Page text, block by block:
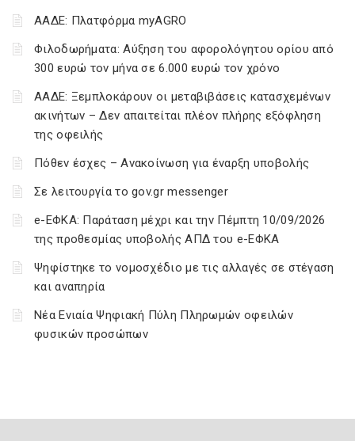
ΑΑΔΕ: Πλατφόρμα myAGRO
Φιλοδωρήματα: Αύξηση του αφορολόγητου ορίου από
300 ευρώ τον μήνα σε 6.000 ευρώ τον χρόνο
ΑΑΔΕ: Ξεμπλοκάρουν οι μεταβιβάσεις κατασχεμένων
ακινήτων – Δεν απαιτείται πλέον πλήρης εξόφληση
της οφειλής
Πόθεν έσχες – Ανακοίνωση για έναρξη υποβολής
Σε λειτουργία το gov.gr messenger
e-ΕΦΚΑ: Παράταση μέχρι και την Πέμπτη 10/09/2026
της προθεσμίας υποβολής ΑΠΔ του e-ΕΦΚΑ
Ψηφίστηκε το νομοσχέδιο με τις αλλαγές σε στέγαση
και αναπηρία
Νέα Ενιαία Ψηφιακή Πύλη Πληρωμών οφειλών
φυσικών προσώπων